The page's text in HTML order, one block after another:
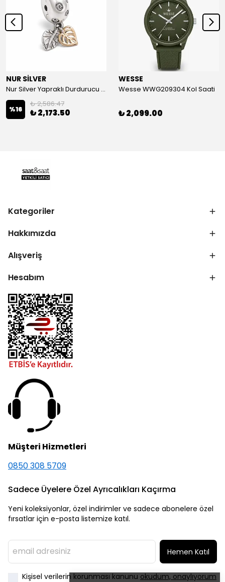
NUR SİLVER
Nur Silver Yapraklı Durdurucu Gümüş Charm - NUR-CM00501
%16
₺ 2,586.47
₺ 2,173.50
WESSE
Wesse WWG209304 Kol Saati
₺ 2,099.00
Kategoriler
Hakkımızda
Alışveriş
Hesabım
Müşteri Hizmetleri
0850 308 5709
Sadece Üyelere Özel Ayrıcalıkları Kaçırma
Yeni koleksiyonlar, özel indirimler ve sadece abonelere özel
fırsatlar için e-posta listemize katıl.
Hemen Katıl
Kişisel verilerin korunması kanunu okudum, onaylıyorum